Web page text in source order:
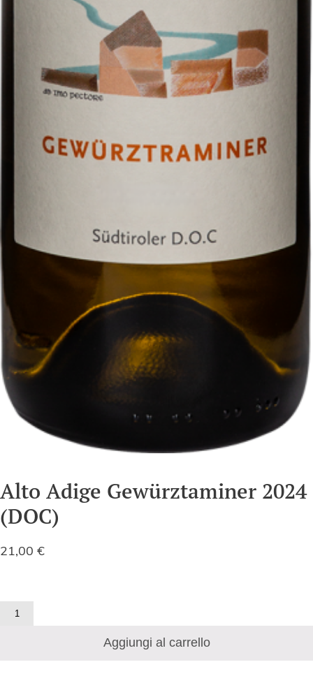
Alto Adige Gewürztaminer 2024
(DOC)
21,00 €
Alto
Aggiungi al carrello